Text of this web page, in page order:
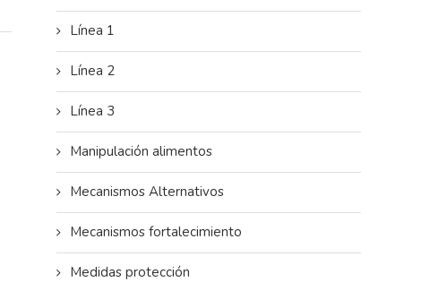
Línea 1
Línea 2
Línea 3
Manipulación alimentos
Mecanismos Alternativos
Mecanismos fortalecimiento
Medidas protección